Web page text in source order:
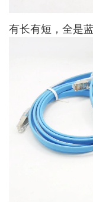
有长有短，全是